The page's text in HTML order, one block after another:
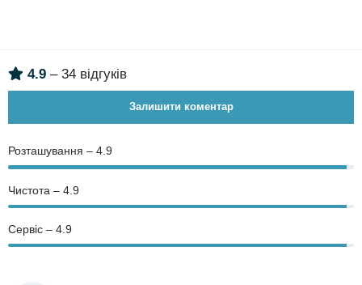
4.9 – 34 відгуків
Залишити коментар
Розташування – 4.9
Чистота – 4.9
Сервіс – 4.9